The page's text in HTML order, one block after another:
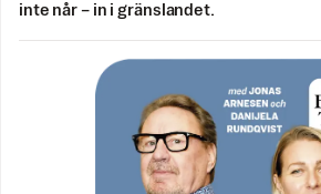
inte når – in i gränslandet.